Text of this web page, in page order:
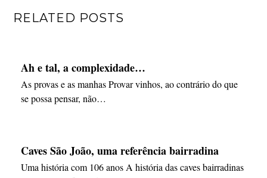
RELATED POSTS
Ah e tal, a complexidade…
As provas e as manhas Provar vinhos, ao contrário do que
se possa pensar, não…
Caves São João, uma referência bairradina
Uma história com 106 anos A história das caves bairradinas